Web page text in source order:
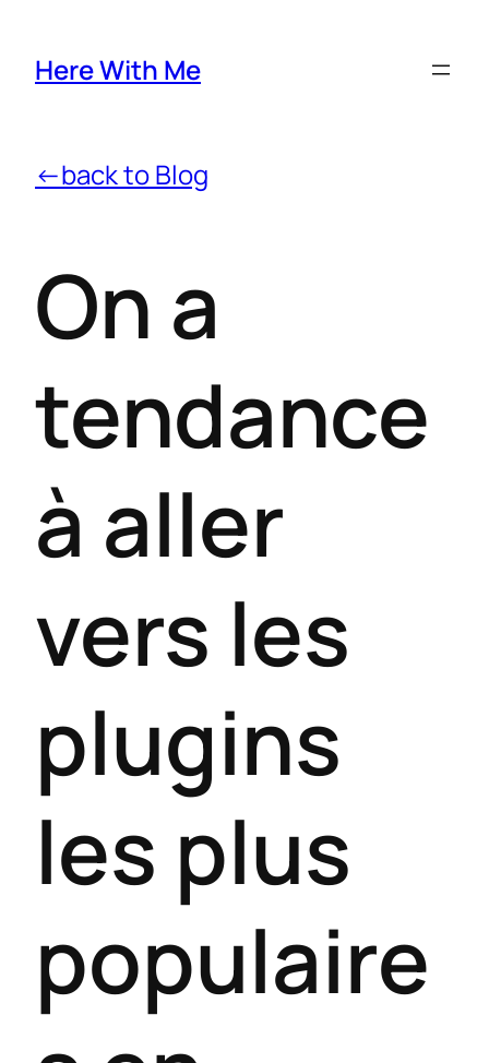
Here With Me
←back to Blog
On a
tendance
à aller
vers les
plugins
les plus
populaire